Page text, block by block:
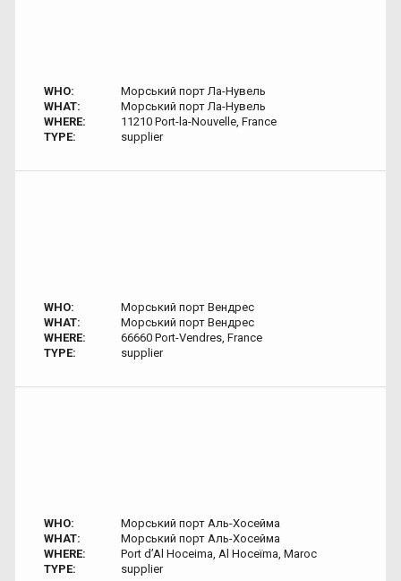
WHO:
Морський порт Ла-Нувель
WHAT:
Морський порт Ла-Нувель
WHERE:
11210 Port-la-Nouvelle, France
TYPE:
supplier
WHO:
Морський порт Вендрес
WHAT:
Морський порт Вендрес
WHERE:
66660 Port-Vendres, France
TYPE:
supplier
WHO:
Морський порт Аль-Хосейма
WHAT:
Морський порт Аль-Хосейма
WHERE:
Port d’Al Hoceima, Al Hoceïma, Maroc
TYPE:
supplier